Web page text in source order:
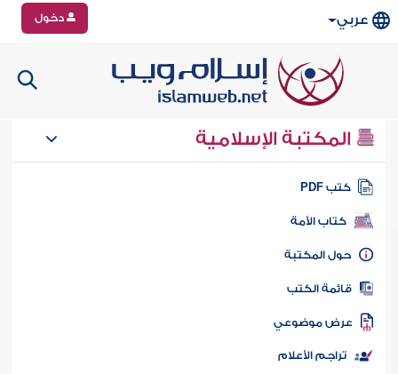
عربي دخول
المكتبة الإسلامية
كتب PDF
كتاب الأمة
المكتبة
الكتب
موضوعي